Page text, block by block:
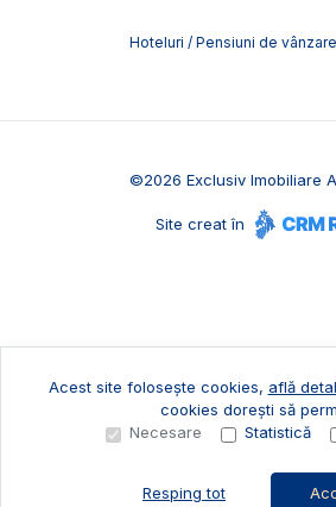
Sună acum Solicită
Hoteluri / Pensiuni de
©2026 Exclusiv Imobiliare
Site creat în
Acest site folosește cookies, află
cookies dorești să
Necesare
Statistică
Resping tot